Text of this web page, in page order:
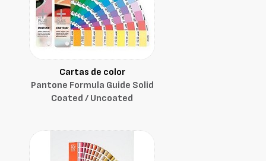
Cartas de color
Pantone Formula Guide Solid
Coated / Uncoated